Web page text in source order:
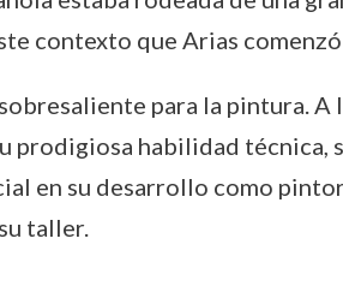
contexto que Arias
para la pintura. A
prodigiosa habilidad
en su desarrollo como
taller.